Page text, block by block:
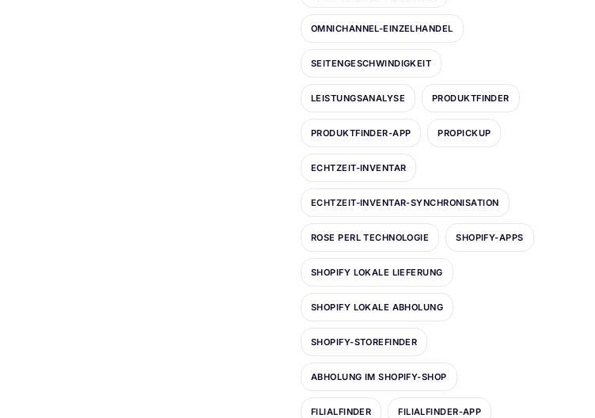
OMNICHANNEL-EINZELHANDEL
SEITENGESCHWINDIGKEIT
LEISTUNGSANALYSE PRODUKTFINDER
PRODUKTFINDER-APP PROPICKUP
ECHTZEIT-INVENTAR
ECHTZEIT-INVENTAR-SYNCHRONISATION
ROSE PERL TECHNOLOGIE SHOPIFY-APPS
SHOPIFY LOKALE LIEFERUNG
SHOPIFY LOKALE ABHOLUNG
SHOPIFY-STOREFINDER
ABHOLUNG IM SHOPIFY-SHOP
FILIALFINDER FILIALFINDER-APP